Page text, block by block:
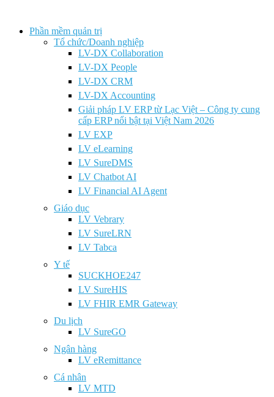
Phần mềm quản trị
Tổ chức/Doanh nghiệp
LV-DX Collaboration
LV-DX People
LV-DX CRM
LV-DX Accounting
Giải pháp LV ERP từ Lạc Việt – Công ty cung
cấp ERP nổi bật tại Việt Nam 2026
LV EXP
LV eLearning
LV SureDMS
LV Chatbot AI
LV Financial AI Agent
Giáo dục
LV Vebrary
LV SureLRN
LV Tabca
Y tế
SUCKHOE247
LV SureHIS
LV FHIR EMR Gateway
Du lịch
LV SureGO
Ngân hàng
LV eRemittance
Cá nhân
LV MTD